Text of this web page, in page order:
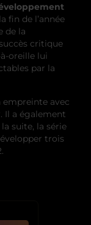
fin de l’année
de la
critique
oreille lui
par la
empreinte avec
Il a également
suite, la série
trois